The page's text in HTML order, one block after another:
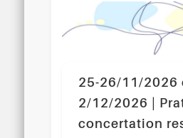
25-26/11/2026
2/12/2026 |
concertation